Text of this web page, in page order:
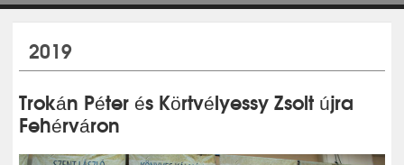
2019
Trokán Péter és Körtvélyessy Zsolt újra
Fehérváron